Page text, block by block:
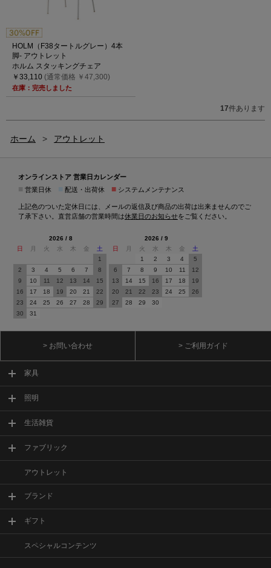
HOLM（F38タートルグレー）4本
脚- アウトレット
ホルム スタッキングチェア
￥33,110 (通常価格 ￥47,300)
在庫：完売しました
17件あります
ホーム > アウトレット
オンラインストア 営業日カレンダー
営業日休 配送・出荷休 ■ システムメンテナンス
上記色のついた定休日には、メールの返信及び商品の出荷は出来ませんのでご
了承下さい。直営店舗の営業時間は休業日のお知らせをご覧ください。
2026 / 8
日
月 火 水 木 金
土
1
2
3 4 5 6 7
8
9
10 11 12 13 14
15
16
17 18 19 20 21
22
23
24 25 26 27 28
29
30
31
2026 / 9
日
月 火 水 木 金
土
1
2 3 4
5
6
7 8 9 10 11
12
13
14 15 16 17 18
19
20
21 22 23 24 25
26
27
28 29 30
> お問い合わせ > ご利用ガイド
家具
照明
生活雑貨
ファブリック
アウトレット
ブランド
ギフト
スペシャルコンテンツ